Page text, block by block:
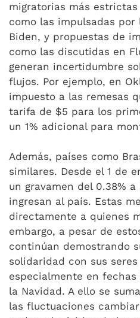
migratorias más
como las impulsadas
Biden, y propuestas de
como las discutidas en
generan incertidumbre
flujos. Por ejemplo, en
impuesto a las remesas
tarifa de $5 para los
un 1% adicional para
Además, países como
similares. Desde el 1 de
un gravamen del 0.38%
ingresan al país. Estas
directamente a quienes
embargo, a pesar de
continúan demostrando
solidaridad con sus
especialmente en
la Navidad. A ello se
las fluctuaciones